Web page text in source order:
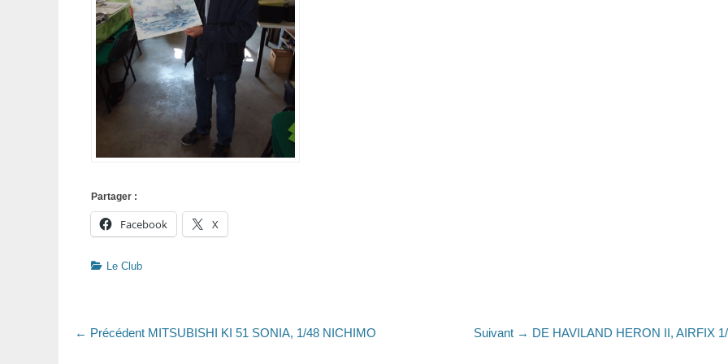
Partager :
Facebook X
Catégories
Le Club
Navigation
← Précédent Article
MITSUBISHI KI 51 SONIA, 1/48 NICHIMO Suivant → Article
DE HAVILAND HERON II, AIRFIX